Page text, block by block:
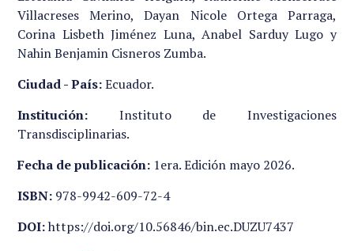
Villacreses Merino, Dayan Nicole Ortega Parraga,
Corina Lisbeth Jiménez Luna, Anabel Sarduy Lugo y
Nahin Benjamin Cisneros Zumba.
Ciudad - País:Ecuador.
Institución: Instituto de Investigaciones
Transdisciplinarias.
Fecha de publicación: 1era. Edición mayo 2026.
ISBN: 978-9942-609-72-4
DOI: https://doi.org/10.56846/bin.ec.DUZU7437